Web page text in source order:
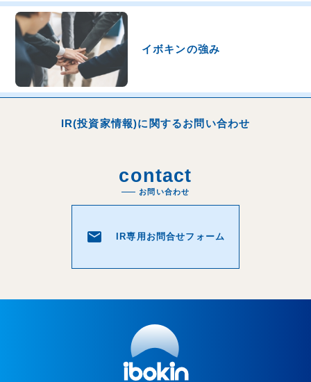
イボキンの強み
IR(投資家情報)に関するお問い合わせ
contact
お問い合わせ
email IR専用お問合せフォーム